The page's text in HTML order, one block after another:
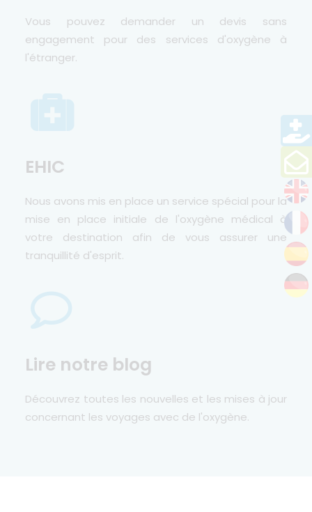
Vous pouvez demander un devis sans
engagement pour des services d'oxygène à
l'étranger.
EHIC
Nous avons mis en place un service spécial pour la
mise en place initiale de l'oxygène médical à
votre destination afin de vous assurer une
tranquillité d'esprit.
Lire notre blog
Découvrez toutes les nouvelles et les mises à jour
concernant les voyages avec de l'oxygène.